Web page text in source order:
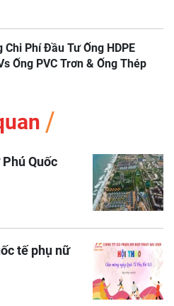
Chi Phí Đầu Tư Ống HDPE
Ống PVC Trơn & Ống Thép
Quốc
tế phụ nữ